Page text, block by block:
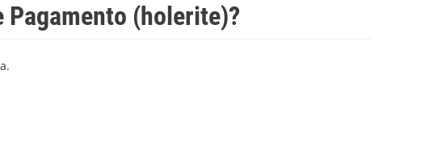
Pagamento (holerite)?